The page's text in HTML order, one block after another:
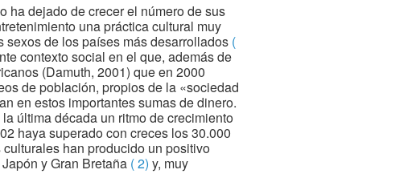
ha dejado de crecer el número de sus
una práctica cultural muy
de los países más desarrollados (
contexto social en el que, además de
(Damuth, 2001) que en 2000
de población, propios de la «sociedad
en estos importantes sumas de dinero.
última década un ritmo de crecimiento
haya superado con creces los 30.000
han producido un positivo
y Gran Bretaña ( 2) y, muy